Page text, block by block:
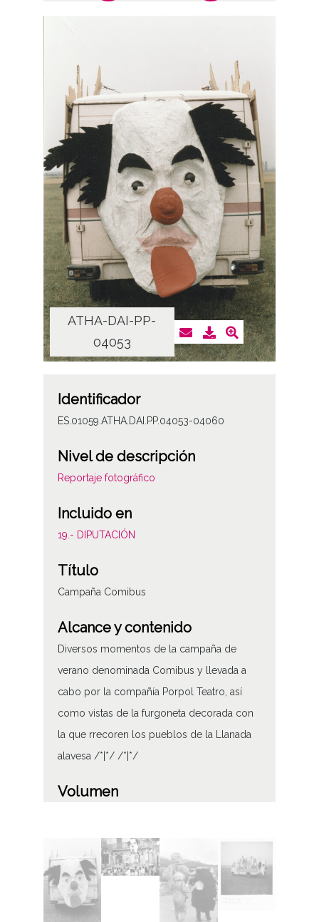
ATHA-DAI-PP-
04053
Identificador
ES.01059.ATHA.DAI.PP.04053-04060
Nivel de descripción
Reportaje fotográfico
Incluido en
19.- DIPUTACIÓN
Título
Campaña Comibus
Alcance y contenido
Diversos momentos de la campaña de
verano denominada Comibus y llevada a
cabo por la compañía Porpol Teatro, así
como vistas de la furgoneta decorada con
la que rrecoren los pueblos de la Llanada
alavesa /*|*/ /*|*/
Volumen
Tipo de contenido
Fotográfico
Fecha